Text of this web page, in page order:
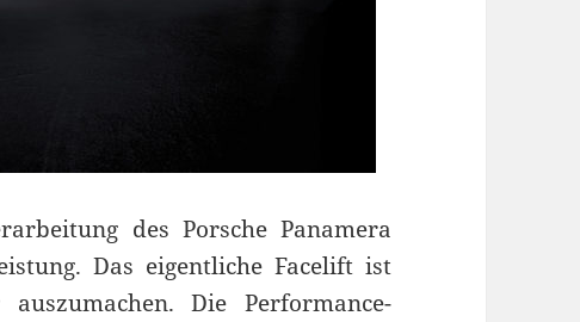
des Porsche Panamera
Das eigentliche Facelift ist
Die Performance-